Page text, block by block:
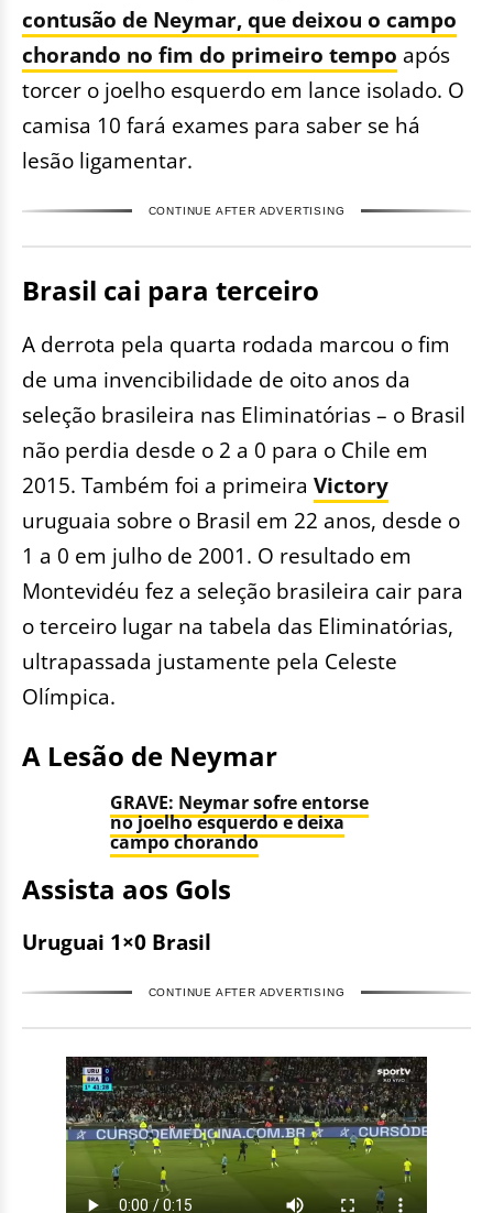
contusão de Neymar, que deixou o campo
chorando no fim do primeiro tempo após
torcer o joelho esquerdo em lance isolado. O
camisa 10 fará exames para saber se há
lesão ligamentar.
CONTINUE AFTER ADVERTISING
Brasil cai para terceiro
A derrota pela quarta rodada marcou o fim
de uma invencibilidade de oito anos da
seleção brasileira nas Eliminatórias – o Brasil
não perdia desde o 2 a 0 para o Chile em
2015. Também foi a primeira Victory
uruguaia sobre o Brasil em 22 anos, desde o
1 a 0 em julho de 2001. O resultado em
Montevidéu fez a seleção brasileira cair para
o terceiro lugar na tabela das Eliminatórias,
ultrapassada justamente pela Celeste
Olímpica.
A Lesão de Neymar
GRAVE: Neymar sofre entorse
no joelho esquerdo e deixa
campo chorando
Assista aos Gols
Uruguai 1×0 Brasil
CONTINUE AFTER ADVERTISING